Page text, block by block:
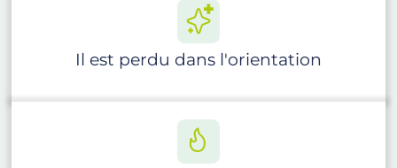
Il est perdu dans l'orientation